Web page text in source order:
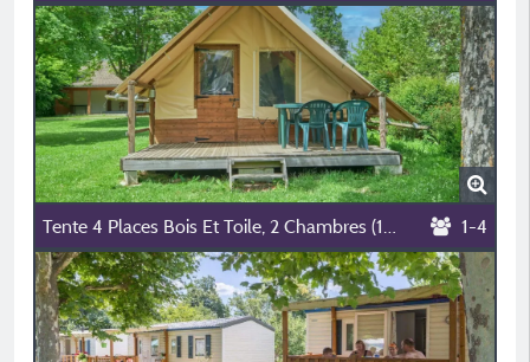
Tente 4 Places Bois Et Toile, 2 Chambres (1 Lit 140, 2 Lits 90 Draps Obligatoires), Cuisine, Électricité, Sans Sanitaires. 1-4